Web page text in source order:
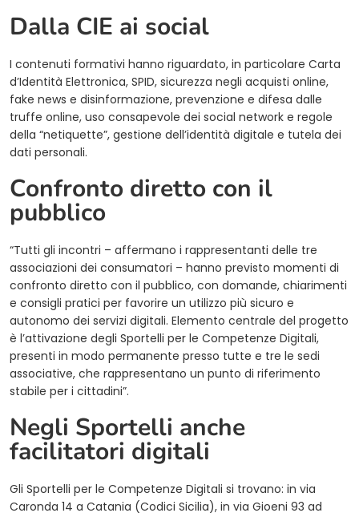
Dalla CIE ai social
I contenuti formativi hanno riguardato, in particolare Carta
d’Identità Elettronica, SPID, sicurezza negli acquisti online,
fake news e disinformazione, prevenzione e difesa dalle
truffe online, uso consapevole dei social network e regole
della “netiquette”, gestione dell’identità digitale e tutela dei
dati personali.
Confronto diretto con il
pubblico
“Tutti gli incontri – affermano i rappresentanti delle tre
associazioni dei consumatori – hanno previsto momenti di
confronto diretto con il pubblico, con domande, chiarimenti
e consigli pratici per favorire un utilizzo più sicuro e
autonomo dei servizi digitali. Elemento centrale del progetto
è l’attivazione degli Sportelli per le Competenze Digitali,
presenti in modo permanente presso tutte e tre le sedi
associative, che rappresentano un punto di riferimento
stabile per i cittadini”.
Negli Sportelli anche
facilitatori digitali
Gli Sportelli per le Competenze Digitali si trovano: in via
Caronda 14 a Catania (Codici Sicilia), in via Gioeni 93 ad